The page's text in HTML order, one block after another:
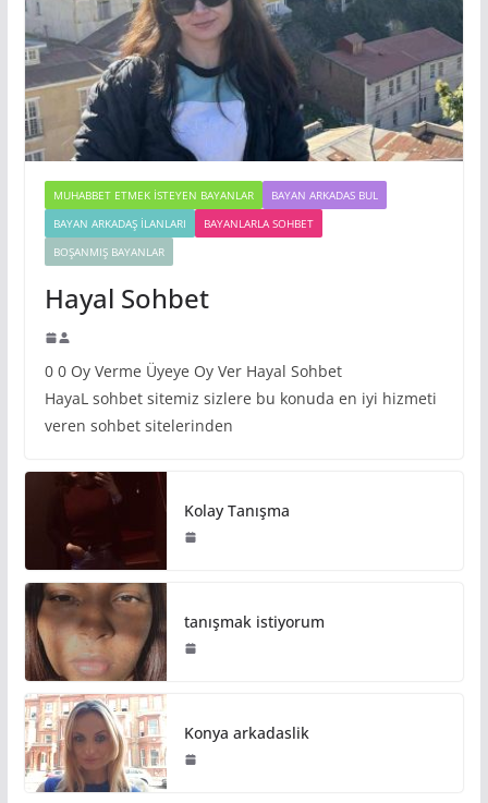
MUHABBET ETMEK İSTEYEN BAYANLAR
BAYAN ARKADAS BUL
BAYAN ARKADAŞ İLANLARI
BAYANLARLA SOHBET
BOŞANMIŞ BAYANLAR
Hayal Sohbet
0 0 Oy Verme Üyeye Oy Ver Hayal Sohbet
HayaL sohbet sitemiz sizlere bu konuda en iyi hizmeti
veren sohbet sitelerinden
Kolay Tanışma
tanışmak istiyorum
Konya arkadaslik